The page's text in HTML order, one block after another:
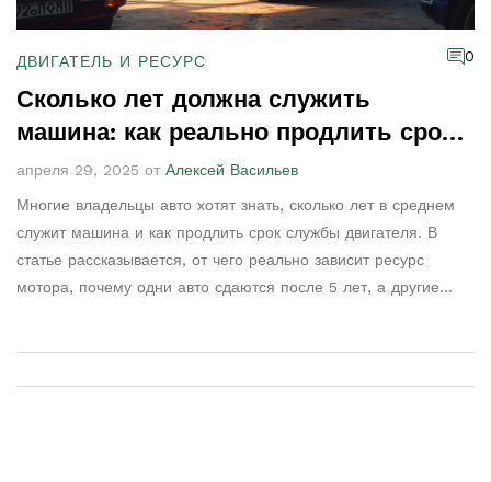
ДВИГАТЕЛЬ И РЕСУРС 0
Сколько лет должна служить
машина: как реально продлить срок
жизни двигателя
апреля 29, 2025 от Алексей Васильев
Многие владельцы авто хотят знать, сколько лет в среднем
служит машина и как продлить срок службы двигателя. В
статье рассказывается, от чего реально зависит ресурс
мотора, почему одни авто сдаются после 5 лет, а другие